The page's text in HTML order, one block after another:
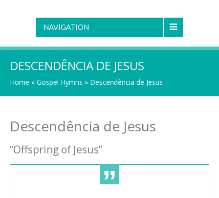
NAVIGATION
DESCENDÊNCIA DE JESUS
Home » Gospel Hymns » Descendência de Jesus
Descendência de Jesus
“Offspring of Jesus”